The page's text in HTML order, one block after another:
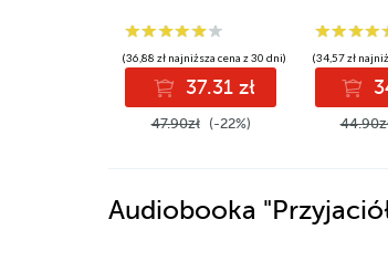
(36,88 zł najniższa cena z 30 dni)
37.31 zł
47.90zł (-22%)
(34,57 zł
Audiobooka